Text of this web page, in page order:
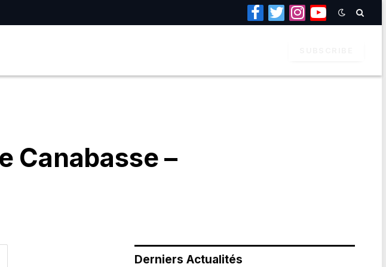
Facebook
TwitterInstagramYouTube
Canabasse –
Derniers Actualités